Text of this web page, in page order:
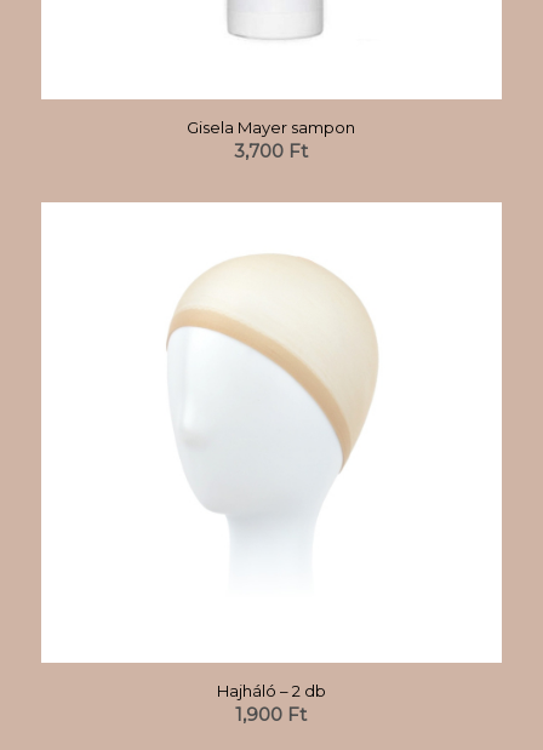
Gisela Mayer sampon
3,700 Ft
Hajháló – 2 db
1,900 Ft